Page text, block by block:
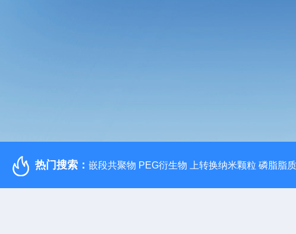
热门搜索： 嵌段共聚物 PEG衍生物 上转换纳米颗粒 磷脂脂